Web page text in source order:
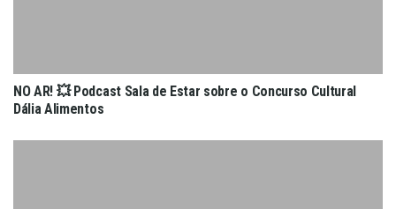
NO AR! 💥 Podcast Sala de Estar sobre o Concurso Cultural
Dália Alimentos